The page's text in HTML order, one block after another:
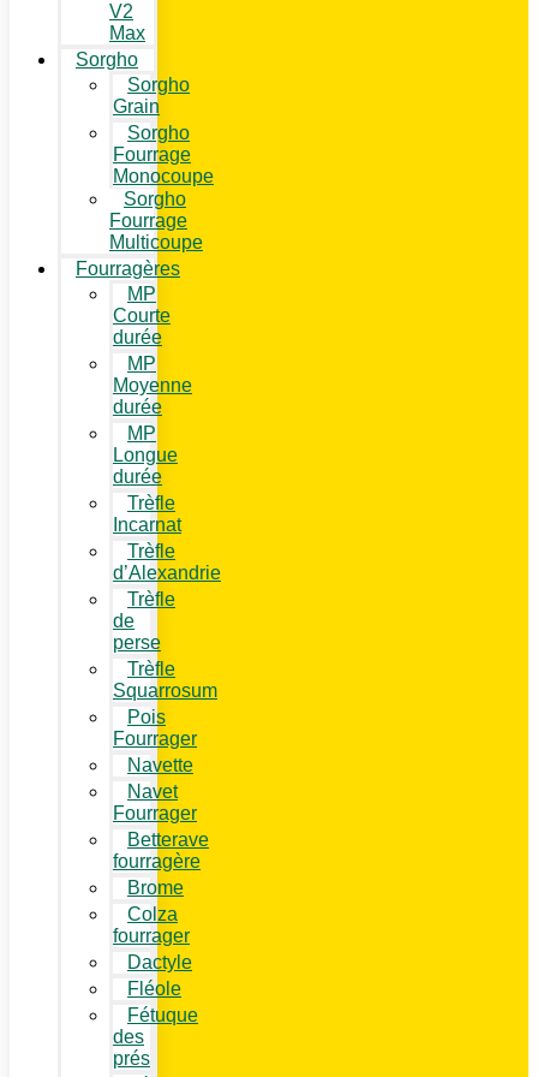
V2
Max
Sorgho
Sorgho
Grain
Sorgho
Fourrage
Monocoupe
Sorgho
Fourrage
Multicoupe
Fourragères
MP
Courte
durée
MP
Moyenne
durée
MP
Longue
durée
Trèfle
Incarnat
Trèfle
d’Alexandrie
Trèfle
de
perse
Trèfle
Squarrosum
Pois
Fourrager
Navette
Navet
Fourrager
Betterave
fourragère
Brome
Colza
fourrager
Dactyle
Fléole
Fétuque
des
prés